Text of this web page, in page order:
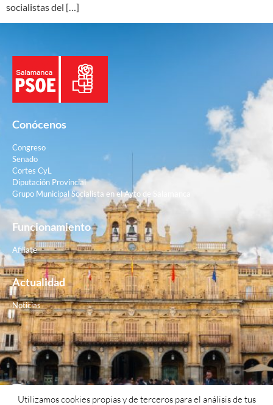
socialistas del […]
Conócenos
Congreso
Senado
Cortes CyL
Diputación Provincial
Grupo Municipal Socialista en el Ayto de Salamanca
Funcionamiento
Afiliate
Actualidad
Noticias
Contacto
Utilizamos cookies propias y de terceros para el análisis de tus